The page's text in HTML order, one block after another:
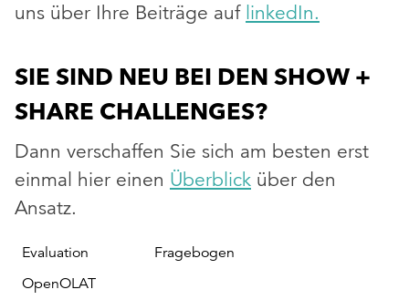
uns über Ihre Beiträge auf linkedIn.
SIE SIND NEU BEI DEN SHOW +
SHARE CHALLENGES?
Dann verschaffen Sie sich am besten erst
einmal hier einen Überblick über den
Ansatz.
Evaluation
Fragebogen
OpenOLAT